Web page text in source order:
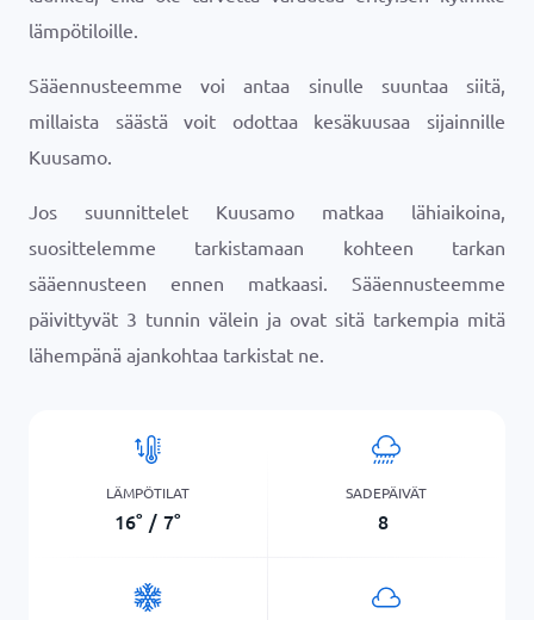
lämpötiloille.
Sääennusteemme voi antaa sinulle suuntaa siitä,
millaista säästä voit odottaa kesäkuusaa sijainnille
Kuusamo.
Jos suunnittelet Kuusamo matkaa lähiaikoina,
suosittelemme tarkistamaan kohteen tarkan
sääennusteen ennen matkaasi. Sääennusteemme
päivittyvät 3 tunnin välein ja ovat sitä tarkempia mitä
lähempänä ajankohtaa tarkistat ne.
LÄMPÖTILAT
16° / 7°
SADEPÄIVÄT
8